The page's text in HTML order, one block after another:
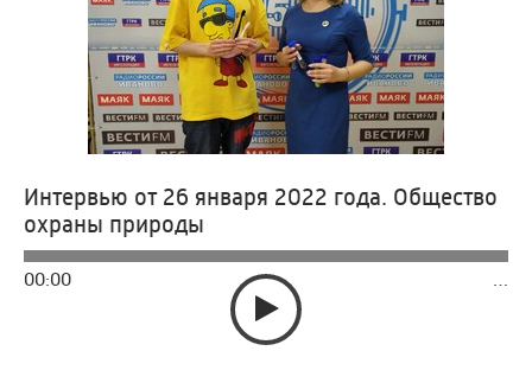
Интервью от 26 января 2022 года. Общество
охраны природы
00:00 …